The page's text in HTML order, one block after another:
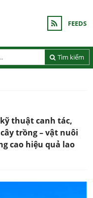
FEEDS
Tìm kiếm
thuật canh tác,
trồng – vật nuôi
cao hiệu quả lao